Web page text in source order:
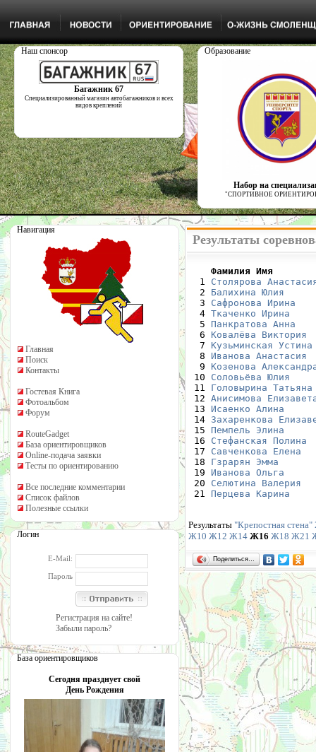
Наш спонсор
Багажник 67
Специализированный магазин автобагажников и всех
видов креплений
Образование
Набор на
"СПОРТИВНОЕ
Навигация
Главная
Поиск
Контакты
Гостевая Книга
Фотоальбом
Форум
RouteGadget
База ориентировщиков
Online-подача заявки
Тесты по ориентированию
Все последние комментарии
Список файлов
Полезные ссылки
Логин
E-Mail:
Пароль
Регистрация на сайте!
Забыли пароль?
База ориентировщиков
Сегодня празднует свой
День Рождения
Результаты
Фамилия Имя
1 Столярова
  2
Балихина Юлия
  3
Сафронова Ирина
  4
Ткаченко Ирина
  5
Панкратова Анна
  6
Ковалёва Виктория
  7
Кузьминская Устина
  8
Иванова Анастасия
  9
Козенова
10 Соловьёва Юлия
11 Головырина Татьяна
12 Анисимова
13 Исаенко Алина
14 Захаренкова
15 Пемпель Элина
16 Стефанская Полина
17 Савченкова Елена
18 Гзрарян Эмма
19 Иванова Ольга
20 Селютина Валерия
21 Перцева Карина
Результаты "Крепостная стена"
Ж10 Ж12 Ж14 Ж16 Ж18 Ж21
Поделиться…